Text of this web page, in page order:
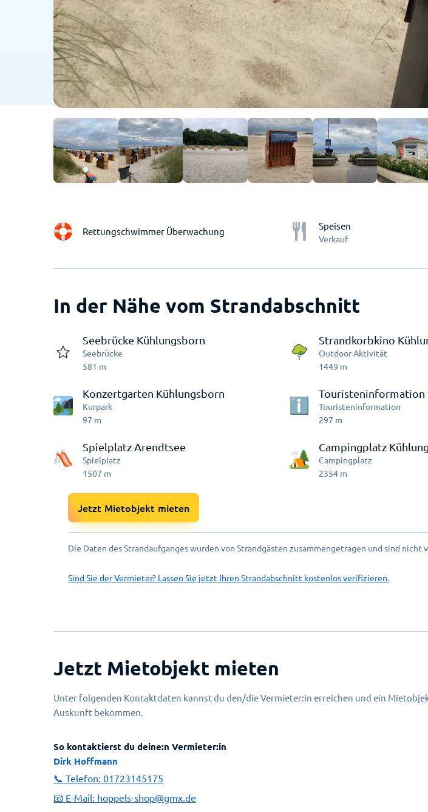
Rettungschwimmer Überwachung Speisen
Verkauf
In der Nähe vom Strandabschnitt
Seebrücke Kühlungsborn
Seebrücke
581 m
Strandkorbkino
Outdoor Aktivität
1449 m
Konzertgarten Kühlungsborn
Kurpark
97 m
Touristeninformation
Touristeninformation
297 m
Spielplatz Arendtsee
Spielplatz
1507 m
Campingplatz
Campingplatz
2354 m
Jetzt Mietobjekt mieten
Die Daten des Strandaufganges wurden von Strandgästen zusammengetragen und sind nicht
Sind Sie der Vermieter? Lassen Sie jetzt Ihren Strandabschnitt kostenlos verifizieren.
Jetzt Mietobjekt mieten
Unter folgenden Kontaktdaten kannst du den/die Vermieter:in erreichen und ein
Auskunft bekommen.
So kontaktierst du deine:n Vermieter:in
Dirk Hoffmann
📞 Telefon: 01723145175
📧 E-Mail: hoppels-shop@gmx.de